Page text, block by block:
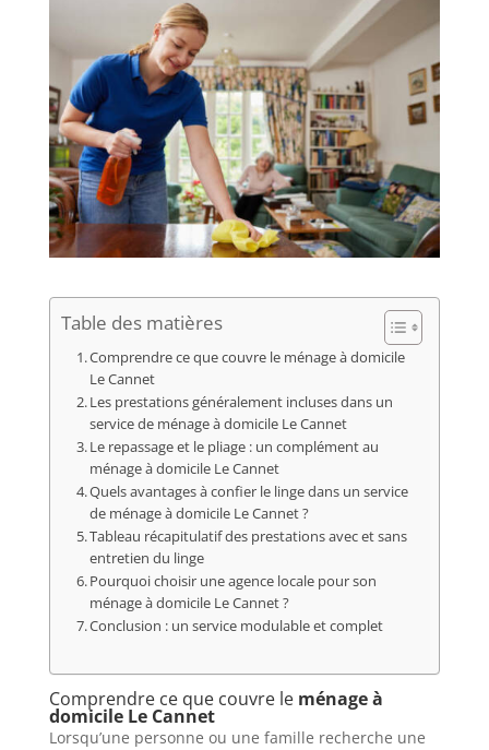
Table des matières
Comprendre ce que couvre le ménage à domicile
Le Cannet
Les prestations généralement incluses dans un
service de ménage à domicile Le Cannet
Le repassage et le pliage : un complément au
ménage à domicile Le Cannet
Quels avantages à confier le linge dans un service
de ménage à domicile Le Cannet ?
Tableau récapitulatif des prestations avec et sans
entretien du linge
Pourquoi choisir une agence locale pour son
ménage à domicile Le Cannet ?
Conclusion : un service modulable et complet
Comprendre ce que couvre le ménage à
domicile Le Cannet
Lorsqu’une personne ou une famille recherche une